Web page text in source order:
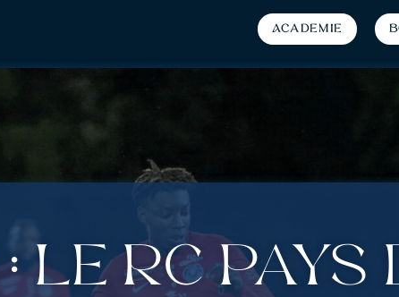
Académie
RC Pays